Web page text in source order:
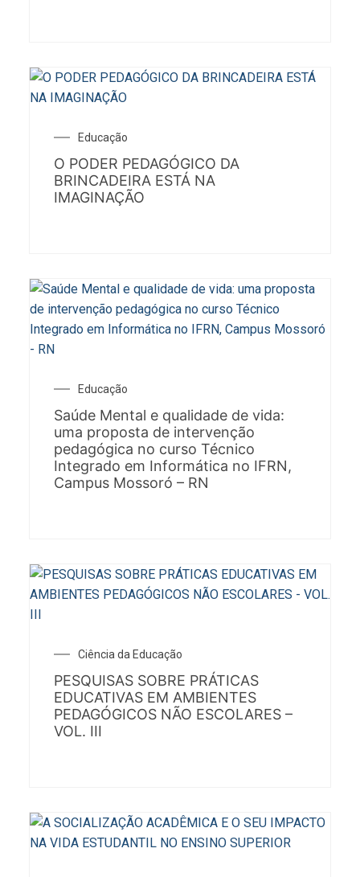
Educação
O PODER PEDAGÓGICO DA
BRINCADEIRA ESTÁ NA
IMAGINAÇÃO
Educação
Saúde Mental e qualidade de vida:
uma proposta de intervenção
pedagógica no curso Técnico
Integrado em Informática no IFRN,
Campus Mossoró – RN
Ciência da Educação
PESQUISAS SOBRE PRÁTICAS
EDUCATIVAS EM AMBIENTES
PEDAGÓGICOS NÃO ESCOLARES –
VOL. III